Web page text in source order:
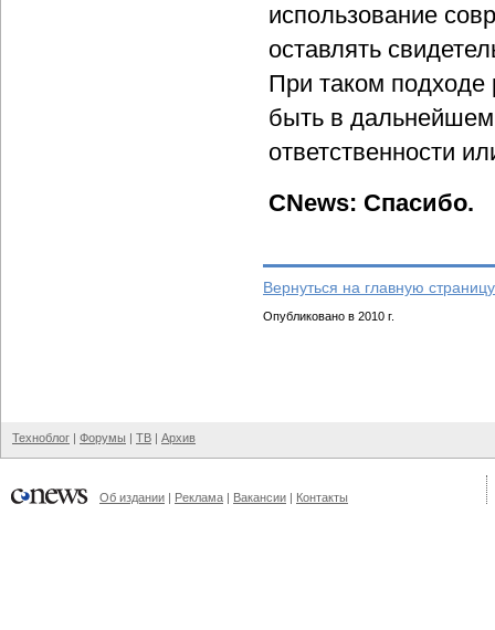
использование
оставлять
При таком подходе
быть в дальнейшем
ответственности
CNews: Спасибо.
Вернуться на главную
Опубликовано в 2010 г.
Техноблог | Форумы | ТВ | Архив
Об издании | Реклама | Вакансии | Контакты